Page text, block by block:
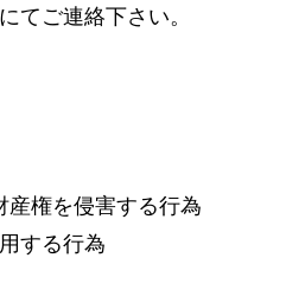
てご連絡下さい。
産権を侵害する行為
する行為